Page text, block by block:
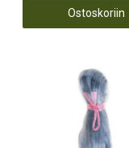
Ostoskoriin